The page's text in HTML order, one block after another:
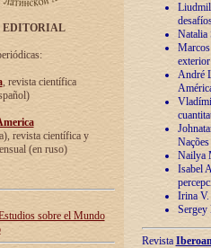
, revista científica
revista científica y
(en ruso)
sobre el Mundo
Natalia
André
Nailya
Isabel
Irina V.
Sergey
Revista